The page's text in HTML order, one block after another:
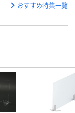
おすすめ特集一覧